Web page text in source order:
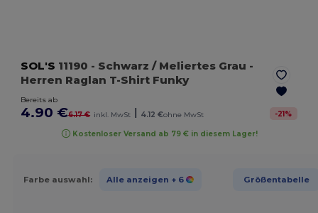
SOL'S 11190 - Schwarz / Meliertes Grau -
Herren Raglan T-Shirt Funky
Bereits ab
4.90 €6.17 € inkl. MwSt | 4.12 €ohne MwSt -21%
Kostenloser Versand ab 79 € in diesem Lager!
Farbe auswahl: Alle anzeigen + 6 Größentabelle